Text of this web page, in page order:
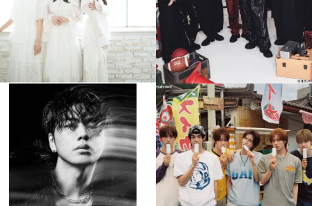
musicjapantv
💡8月特番放送決定！
...
8月 4
510 0
musicjapantv
💡8月特番放送決定！
...
8月 4
6 0